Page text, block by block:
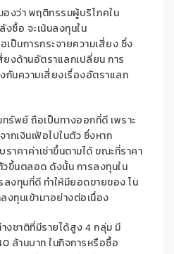
องว่า พฤติกรรมผู้บริโภคใน
ลังซื้อ จะเน้นลงทุนใน
ป็นการกระจายความเสี่ยง ซึ่ง
ยงด้านอัตราแลกเปลี่ยนการ
กันความเสี่ยงเรื่องอัตราแลก
รัพย์ ถือเป็นทางออกที่ดี เพราะ
จากเงินเฟ้อไปในตัว ซึ่งหาก
ราคาค่าเช่าขึ้นตามได้ ขณะที่ราคา
ขึ้นตลอด ดังนั้น การลงทุนใน
ลงทุนที่ดี ทำให้มียอดขายของโน
งทุนเข้ามาอย่างต่อเนื่อง
งชาติที่มีรายได้สูง 4 กลุ่ม มี
ล้านบาทในกิจการหรือซื้อ